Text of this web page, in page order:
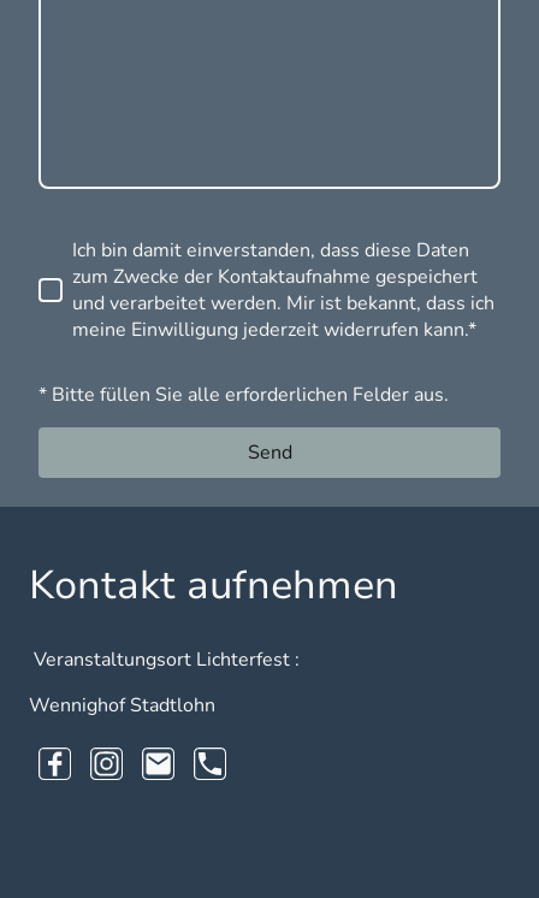
Ich bin damit einverstanden, dass diese Daten
zum Zwecke der Kontaktaufnahme gespeichert
und verarbeitet werden. Mir ist bekannt, dass ich
meine Einwilligung jederzeit widerrufen kann.*
* Bitte füllen Sie alle erforderlichen Felder aus.
Send
Kontakt aufnehmen
Veranstaltungsort Lichterfest :
Wennighof Stadtlohn